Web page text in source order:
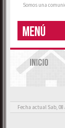
Somos una
MENÚ
INICIO
Fecha actual Sab, 08